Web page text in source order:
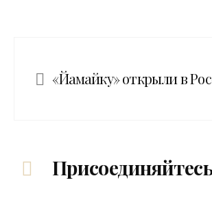
«Йамайку» открыли в